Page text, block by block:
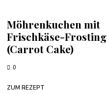
Möhrenkuchen mit
Frischkäse-Frosting
(Carrot Cake)
0
ZUM REZEPT